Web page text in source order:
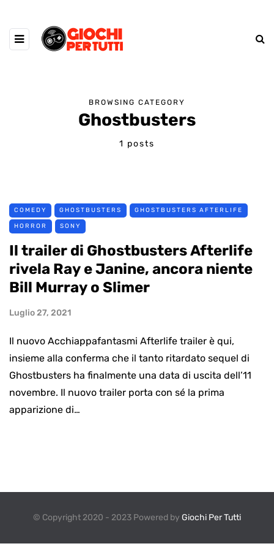
BROWSING CATEGORY
Ghostbusters
1 posts
COMEDY GHOSTBUSTERS GHOSTBUSTERS AFTERLIFE
HORROR SONY
Il trailer di Ghostbusters Afterlife
rivela Ray e Janine, ancora niente
Bill Murray o Slimer
Luglio 27, 2021
Il nuovo Acchiappafantasmi Afterlife trailer è qui,
insieme alla conferma che il tanto ritardato sequel di
Ghostbusters ha finalmente una data di uscita dell’11
novembre. Il nuovo trailer porta con sé la prima
apparizione di…
© Copyright 2020 - 2023 Powered by Giochi Per Tutti